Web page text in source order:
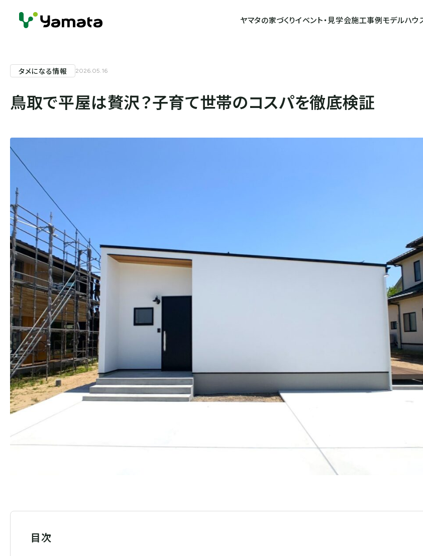
ヤマタの家づくりイベント・見学会施工事例モデルハウ
タメになる情報 2026.05.16
鳥取で平屋は贅沢？子育て世帯のコスパを徹底検証
目次